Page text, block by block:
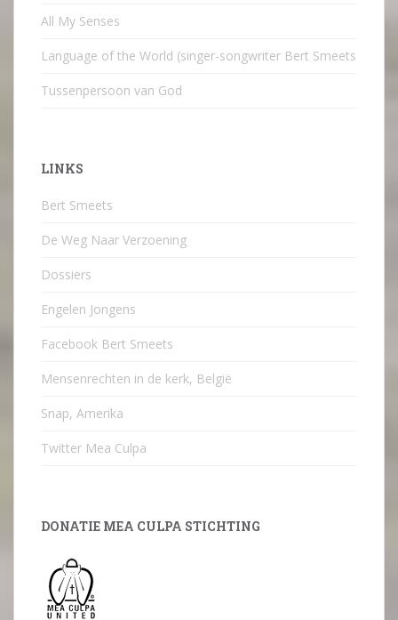
All My Senses
Language of the World (singer-songwriter Bert Smeets
Tussenpersoon van God
LINKS
Bert Smeets
De Weg Naar Verzoening
Dossiers
Engelen Jongens
Facebook Bert Smeets
Mensenrechten in de kerk, België
Snap, Amerika
Twitter Mea Culpa
DONATIE MEA CULPA STICHTING